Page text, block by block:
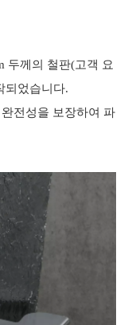
두께의 철판(고객 요
되었습니다.
전성을 보장하여 파